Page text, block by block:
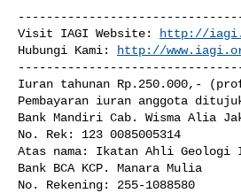
Visit IAGI Website:
http://
Hubungi Kami:
http://
Iuran tahunan Rp.250.000,-
Pembayaran iuran anggota
Bank Mandiri Cab. Wisma Alia
No. Rek: 123 0085005314
Atas nama: Ikatan Ahli Geologi
Bank BCA KCP. Manara Mulia
No. Rekening: 255-1088580